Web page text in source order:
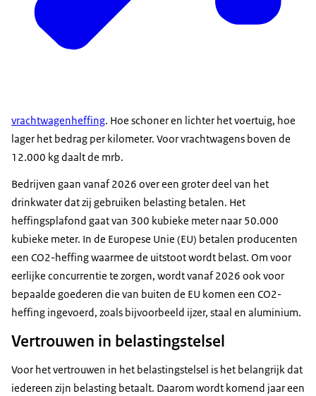
vrachtwagenheffing. Hoe schoner en lichter het voertuig, hoe
lager het bedrag per kilometer. Voor vrachtwagens boven de
12.000 kg daalt de mrb.
Bedrijven gaan vanaf 2026 over een groter deel van het
drinkwater dat zij gebruiken belasting betalen. Het
heffingsplafond gaat van 300 kubieke meter naar 50.000
kubieke meter. In de Europese Unie (EU) betalen producenten
een CO2-heffing waarmee de uitstoot wordt belast. Om voor
eerlijke concurrentie te zorgen, wordt vanaf 2026 ook voor
bepaalde goederen die van buiten de EU komen een CO2-
heffing ingevoerd, zoals bijvoorbeeld ijzer, staal en aluminium.
Vertrouwen in belastingstelsel
Voor het vertrouwen in het belastingstelsel is het belangrijk dat
iedereen zijn belasting betaalt. Daarom wordt komend jaar een